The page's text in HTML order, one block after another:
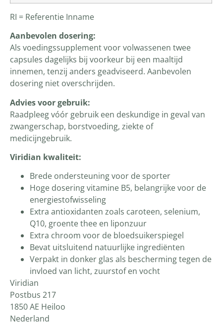
RI = Referentie Inname
Aanbevolen dosering:
Als voedingssupplement voor volwassenen twee
capsules dagelijks bij voorkeur bij een maaltijd
innemen, tenzij anders geadviseerd. Aanbevolen
dosering niet overschrijden.
Advies voor gebruik:
Raadpleeg vóór gebruik een deskundige in geval van
zwangerschap, borstvoeding, ziekte of
medicijngebruik.
Viridian kwaliteit:
Brede ondersteuning voor de sporter
Hoge dosering vitamine B5, belangrijke voor de
energiestofwisseling
Extra antioxidanten zoals caroteen, selenium,
Q10, groente thee en liponzuur
Extra chroom voor de bloedsuikerspiegel
Bevat uitsluitend natuurlijke ingrediënten
Verpakt in donker glas als bescherming tegen de
invloed van licht, zuurstof en vocht
Viridian
Postbus 217
1850 AE Heiloo
Nederland